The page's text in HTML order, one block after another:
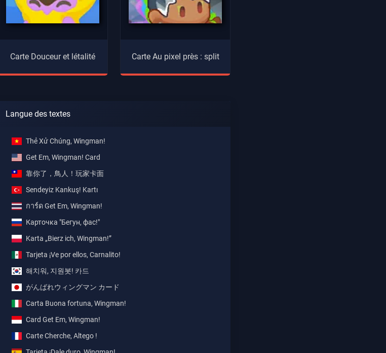
Carte Douceur et létalité Carte Au pixel près : split
Langue des textes
Thẻ Xử Chúng, Wingman!
Get Em, Wingman! Card
靠你了，鳥人！玩家卡面
Sendeyiz Kankuş! Kartı
การ์ด Get Em, Wingman!
Карточка "Бегун, фас!"
Karta „Bierz ich, Wingman!”
Tarjeta ¡Ve por ellos, Carnalito!
해치워, 지원봇! 카드
がんばれウィングマン カード
Carta Buona fortuna, Wingman!
Card Get Em, Wingman!
Carte Cherche, Altego !